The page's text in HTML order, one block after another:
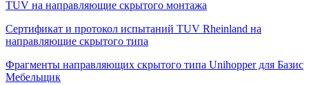
TUV на направляющие скрытого монтажа
Сертификат и протокол испытаний TUV Rheinland на
направляющие скрытого типа
Фрагменты направляющих скрытого типа Unihopper для Базис
Мебельщик